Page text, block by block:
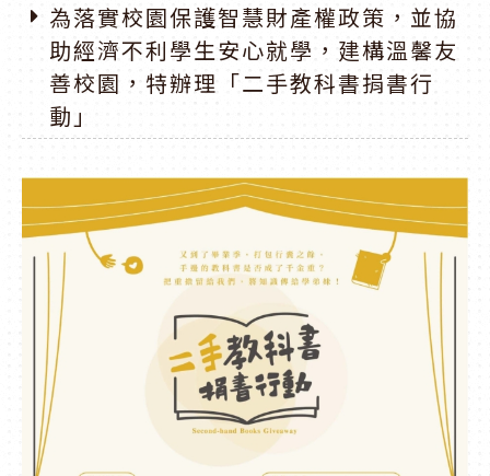
​為落實校園保護智慧財產權政策，並協
助經濟不利學生安心就學，建構溫馨友
善校園，特辦理「二手教科書捐書行
動」